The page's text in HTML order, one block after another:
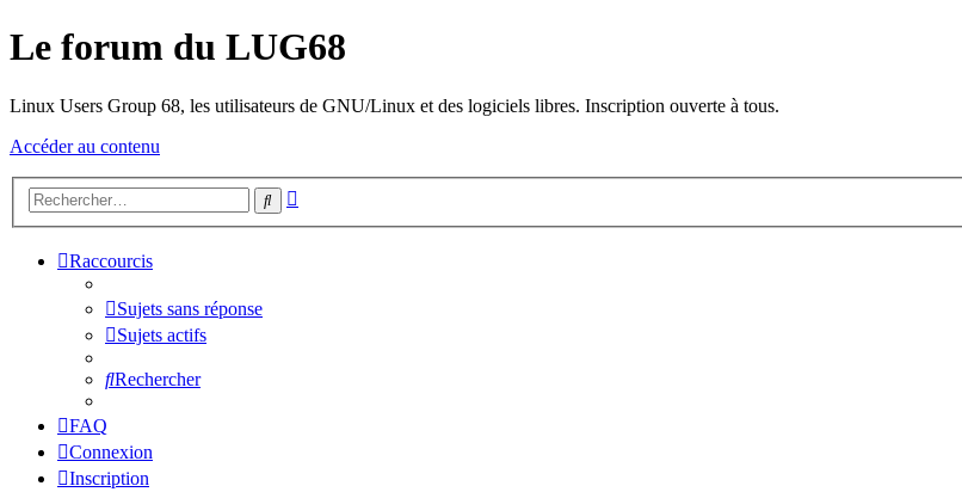
Le forum du LUG68
Linux Users Group 68, les utilisateurs de GNU/Linux et des logiciels libres. Inscription ouverte à tous.
Accéder au contenu
Rechercher
Raccourcis
Sujets sans réponse
Sujets actifs
Rechercher
FAQ
Connexion
Inscription